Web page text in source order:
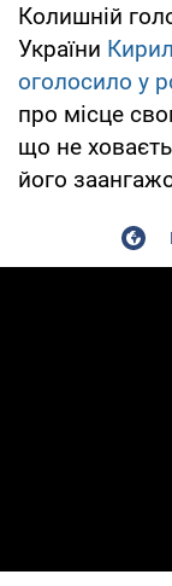
Колишній
України
оголосило у
про місце
що не
його